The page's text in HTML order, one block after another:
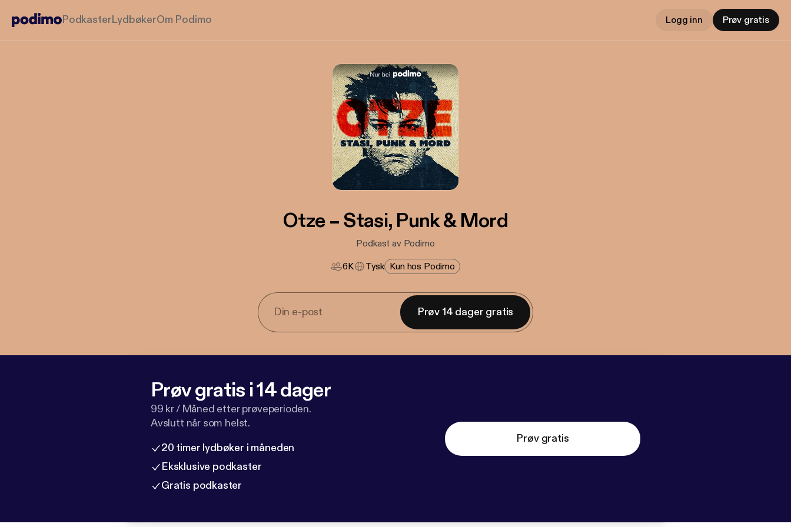
PodkasterLydbøkerOm Podimo Logg inn Prøv gratis
Otze – Stasi, Punk & Mord
Podkast av Podimo
6K
Tysk Kun hos Podimo
Prøv 14 dager gratis
Prøv gratis i 14 dager
99 kr / Måned etter prøveperioden.
Avslutt når som helst.
20 timer lydbøker i måneden
Eksklusive podkaster
Gratis podkaster
Prøv gratis